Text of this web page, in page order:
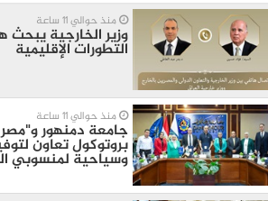
منذ حوالي 11 ساعة
وزير الخارجية يبحث
التطورات الإقليمية
منذ حوالي 11 ساعة
جامعة دمنهور
بروتوكول تعاون
وسياحية لمنسوبي